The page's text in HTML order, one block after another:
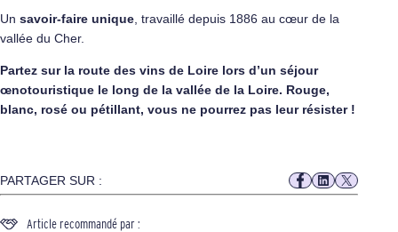
Un savoir-faire unique , travaillé depuis 1886 au cœur de la
vallée du Cher.
Partez sur la route des vins de Loire lors d’un séjour
œnotouristique le long de la vallée de la Loire. Rouge,
blanc, rosé ou pétillant, vous ne pourrez pas leur résister !
PARTAGER SUR :
Article recommandé par :